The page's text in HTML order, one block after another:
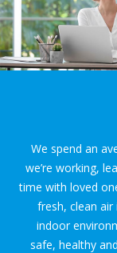
We spend
we’re
time with
fresh,
indoor
safe,